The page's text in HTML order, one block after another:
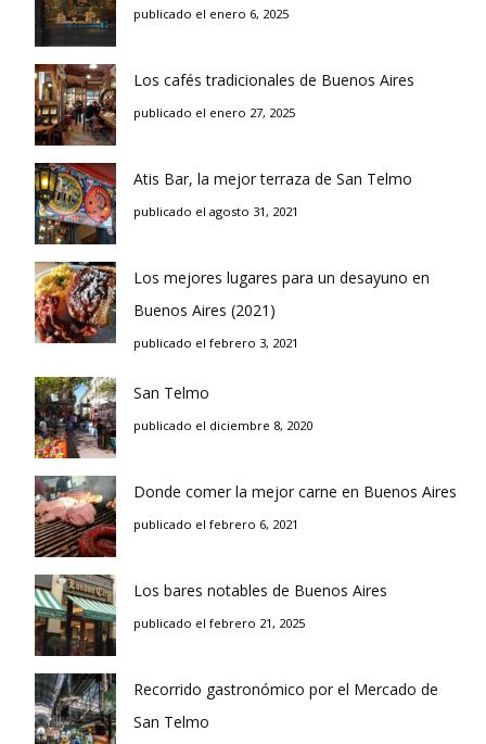
publicado el enero 6, 2025
Los cafés tradicionales de Buenos Aires
publicado el enero 27, 2025
Atis Bar, la mejor terraza de San Telmo
publicado el agosto 31, 2021
Los mejores lugares para un desayuno en
Buenos Aires (2021)
publicado el febrero 3, 2021
San Telmo
publicado el diciembre 8, 2020
Donde comer la mejor carne en Buenos Aires
publicado el febrero 6, 2021
Los bares notables de Buenos Aires
publicado el febrero 21, 2025
Recorrido gastronómico por el Mercado de
San Telmo